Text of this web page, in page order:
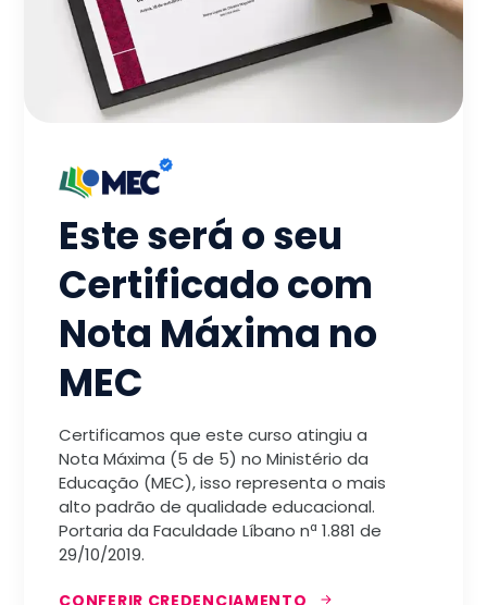
Este será o seu
Certificado com
Nota Máxima no
MEC
Certificamos que este curso atingiu a
Nota Máxima (5 de 5) no Ministério da
Educação (MEC), isso representa o mais
alto padrão de qualidade educacional.
Portaria da Faculdade Líbano nª 1.881 de
29/10/2019.
CONFERIR CREDENCIAMENTO